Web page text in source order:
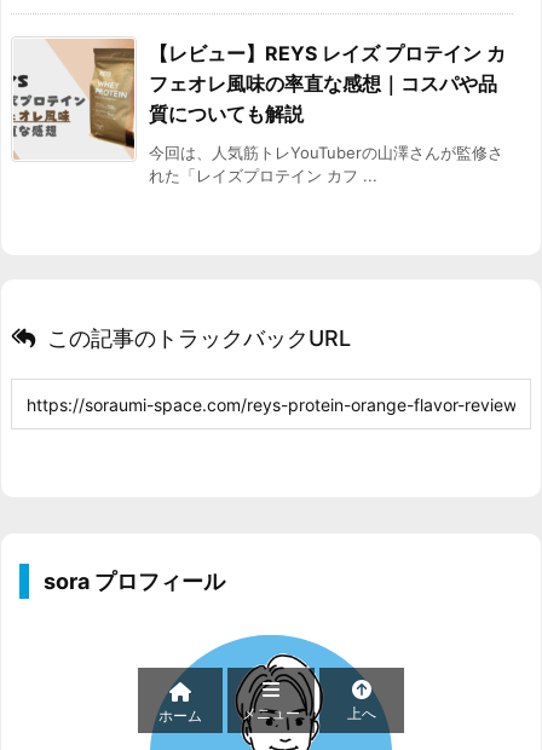
【レビュー】REYS レイズ プロテイン カ
フェオレ風味の率直な感想｜コスパや品
質についても解説
今回は、人気筋トレYouTuberの山澤さんが監修さ
れた「レイズプロテイン カフ ...
この記事のトラックバックURL
sora プロフィール
ホーム メニュー 上へ